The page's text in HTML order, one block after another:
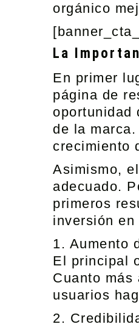
orgánico
La
En primer
página de
oportunidad
de la
crecimiento
Asimismo,
adecuado.
primeros
inversión
1. Aumento
El principal
Cuanto
usuarios
2.